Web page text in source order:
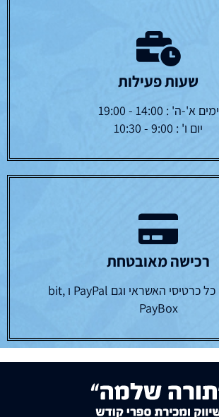
שעות פעילות
ימים א'-ה' : 14:00 - 19:00
יום ו' : 9:00 - 10:30
רכישה מאובטחת
עובדים עם כל כרטיסי האשראי וגם PayPal ו bit,
PayBox